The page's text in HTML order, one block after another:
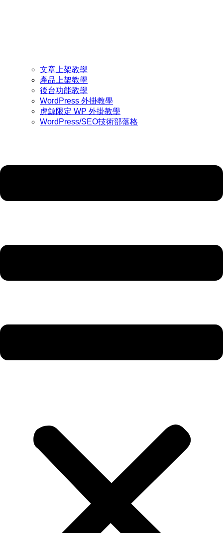
文章上架教學
產品上架教學
後台功能教學
WordPress 外掛教學
虎鯨限定 WP 外掛教學
WordPress/SEO技術部落格